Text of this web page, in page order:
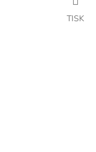
TISK